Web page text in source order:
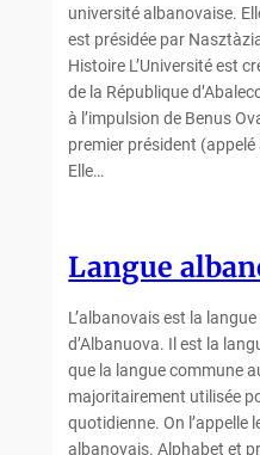
université albanovaise.
est présidée par
Histoire L’Université est
de la République
à l’impulsion de Benus
premier président
Elle…
Langue
L’albanovais est la
d’Albanuova. Il est la
que la langue commune
majoritairement utilisée
quotidienne. On l’appelle
albanovais. Alphabet et